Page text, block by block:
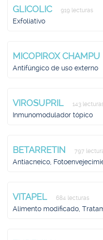
GLICOLIC 919 lecturas
Exfoliativo
MICOPIROX CHAMPU
Antifúngico de uso externo
VIROSUPRIL 143
Inmunomodulador tópico
BETARRETIN 797
Antiacneico,
VITAPEL 684 lecturas
Alimento modificado,